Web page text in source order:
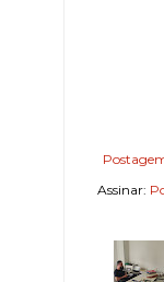
Assinar: